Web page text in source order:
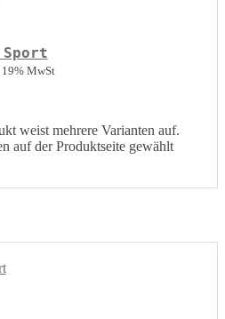
MwSt
weist mehrere Varianten auf.
auf der Produktseite gewählt